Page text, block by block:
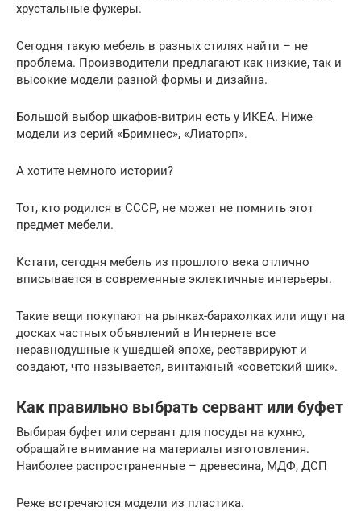
хрустальные фужеры.
Сегодня такую мебель в разных стилях найти – не
проблема. Производители предлагают как низкие, так и
высокие модели разной формы и дизайна.
Большой выбор шкафов-витрин есть у ИКЕА. Ниже
модели из серий «Бримнес», «Лиаторп».
А хотите немного истории?
Тот, кто родился в СССР, не может не помнить этот
предмет мебели.
Кстати, сегодня мебель из прошлого века отлично
вписывается в современные эклектичные интерьеры.
Такие вещи покупают на рынках-барахолках или ищут на
досках частных объявлений в Интернете все
неравнодушные к ушедшей эпохе, реставрируют и
создают, что называется, винтажный «советский шик».
Как правильно выбрать сервант или буфет
Выбирая буфет или сервант для посуды на кухню,
обращайте внимание на материалы изготовления.
Наиболее распространенные – древесина, МДФ, ДСП
Реже встречаются модели из пластика.